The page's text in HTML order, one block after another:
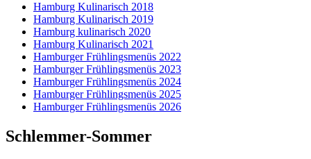
Hamburg Kulinarisch 2018
Hamburg Kulinarisch 2019
Hamburg kulinarisch 2020
Hamburg Kulinarisch 2021
Hamburger Frühlingsmenüs 2022
Hamburger Frühlingsmenüs 2023
Hamburger Frühlingsmenüs 2024
Hamburger Frühlingsmenüs 2025
Hamburger Frühlingsmenüs 2026
Schlemmer-Sommer